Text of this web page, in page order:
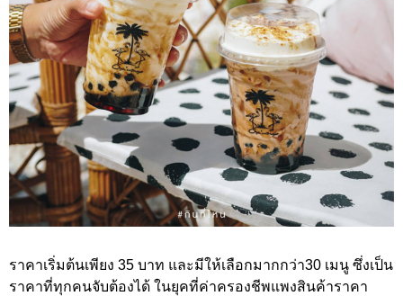
ราคาเริ่มต้นเพียง 35 บาท และมีให้เลือกมากกว่า30 เมนู ซึ่งเป็น
ราคาที่ทุกคนจับต้องได้ ในยุคที่ค่าครองชีพแพงสินค้าราคา